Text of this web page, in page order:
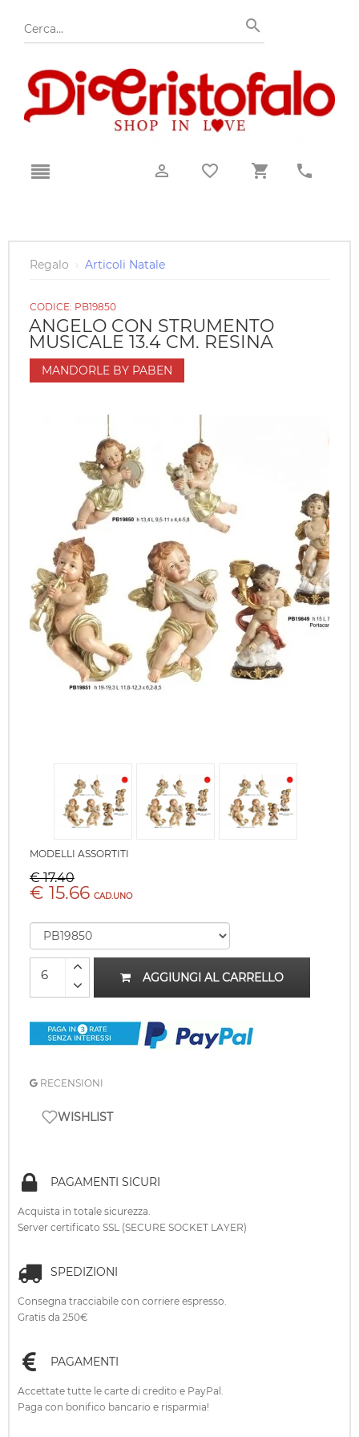
Regalo › Articoli Natale
CODICE: PB19850
ANGELO CON STRUMENTO
MUSICALE 13.4 CM. RESINA
MANDORLE BY PABEN
MODELLI ASSORTITI
€ 17.40
€ 15.66 CAD.UNO
AGGIUNGI AL CARRELLO
RECENSIONI
WISHLIST
PAGAMENTI SICURI
Acquista in totale sicurezza.
Server certificato SSL (SECURE SOCKET LAYER)
SPEDIZIONI
Consegna tracciabile con corriere espresso.
Gratis da 250€
PAGAMENTI
Accettate tutte le carte di credito e PayPal.
Paga con bonifico bancario e risparmia!